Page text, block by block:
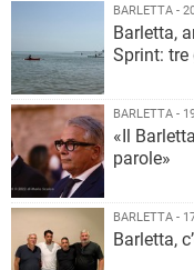
BARLETTA -
Barletta,
Sprint:
BARLETTA -
«Il
parole»
BARLETTA -
Barletta,